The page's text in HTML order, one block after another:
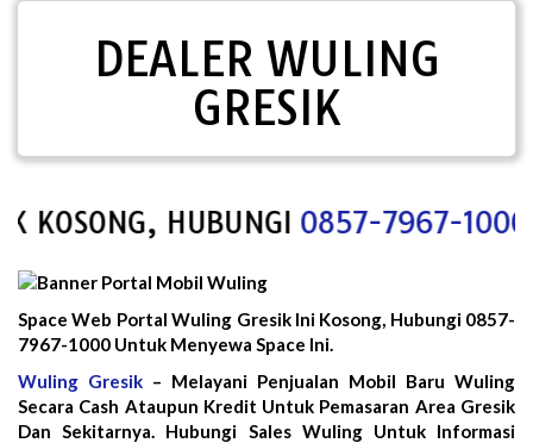
DEALER WULING
GRESIK
HUBUNGI0857-7967-1000
Space Web Portal Wuling Gresik Ini Kosong, Hubungi 0857-
7967-1000 Untuk Menyewa Space Ini.
Wuling Gresik – Melayani Penjualan Mobil Baru Wuling
Secara Cash Ataupun Kredit Untuk Pemasaran Area Gresik
Dan Sekitarnya. Hubungi Sales Wuling Untuk Informasi